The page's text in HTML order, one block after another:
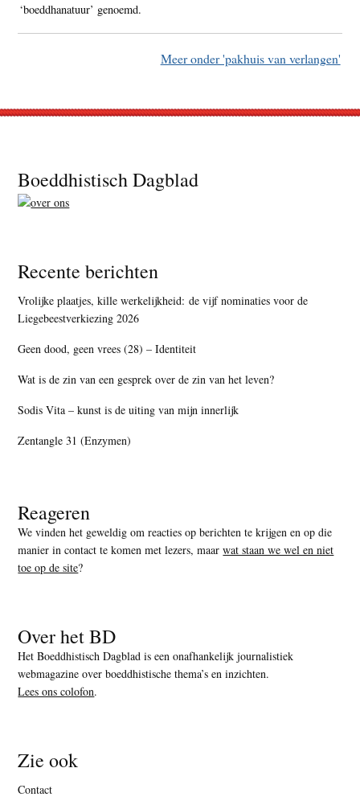
‘boeddhanatuur’ genoemd.
Meer onder 'pakhuis van verlangen'
Footer
Boeddhistisch Dagblad
Recente berichten
Vrolijke plaatjes, kille werkelijkheid: de vijf nominaties voor de
Liegebeestverkiezing 2026
Geen dood, geen vrees (28) – Identiteit
Wat is de zin van een gesprek over de zin van het leven?
Sodis Vita – kunst is de uiting van mijn innerlijk
Zentangle 31 (Enzymen)
Reageren
We vinden het geweldig om reacties op berichten te krijgen en op die
manier in contact te komen met lezers, maarwat staan we wel en niet
toe op de site?
Over het BD
Het Boeddhistisch Dagblad is een onafhankelijk journalistiek
webmagazine over boeddhistische thema’s en inzichten.
Lees ons colofon.
Zie ook
Contact